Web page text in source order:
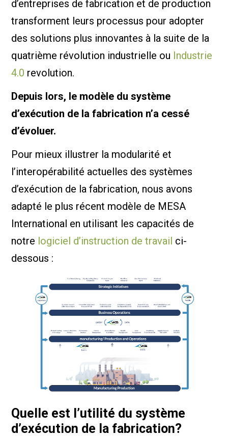
d’entreprises de fabrication et de production
transforment leurs processus pour adopter
des solutions plus innovantes à la suite de la
quatrième révolution industrielle ou Industrie
4.0 revolution.
Depuis lors, le modèle du système
d’exécution de la fabrication n’a cessé
d’évoluer.
Pour mieux illustrer la modularité et
l’interopérabilité actuelles des systèmes
d’exécution de la fabrication, nous avons
adapté le plus récent modèle de MESA
International en utilisant les capacités de
notre logiciel d’instruction de travail ci-
dessous :
Quelle est l’utilité du système
d’exécution de la fabrication?